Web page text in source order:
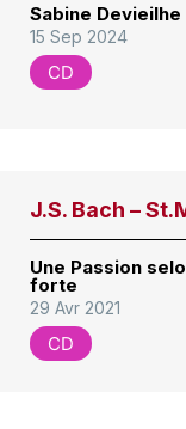
Sabine
15 Sep 2024
CD
J.S. Bach –
Une Passion
forte
29 Avr 2021
CD